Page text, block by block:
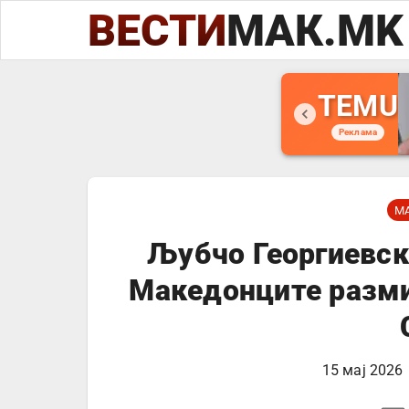
ВЕСТИМАК.MK
TEMU
Реклама
Љубчо
Македонците
15 мај 2026